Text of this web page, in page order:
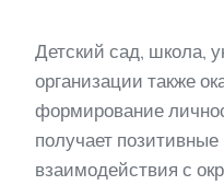
Детский сад, школа,
организации также
формирование
получает
взаимодействия с